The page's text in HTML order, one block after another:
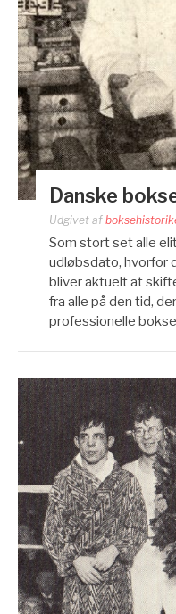
Danske
Udgivet af
Som stort set alle
udløbsdato, hvorfor
bliver aktuelt at
fra alle på den tid,
professionelle